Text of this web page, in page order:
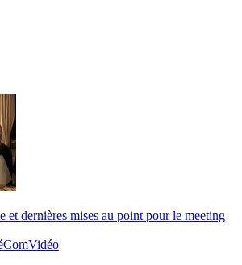
et dernières mises au point pour le meeting